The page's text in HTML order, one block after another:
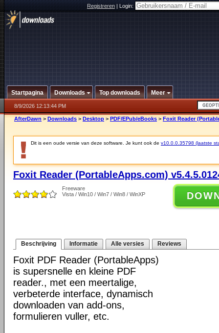
Registreren|Login:
Startpagina Downloads Top downloads Meer
8/9/2026 12:13:44 PM
AfterDawn > Downloads > Desktop > PDF/EPub/eBooks > Foxit Reader
Dit is een oude versie van deze software. Je kunt ook de v10.0.0.35798 (laatste
Foxit Reader (PortableApps.com)
Freeware
Vista / Win10 / Win7 / Win8 / WinXP
Beschrijving Informatie Alle versies Reviews
Foxit PDF Reader (PortableApps)
is supersnelle en kleine PDF
reader., met een meertalige,
verbeterde interface, dynamisch
downloaden van add-ons,
formulieren vuller, etc.